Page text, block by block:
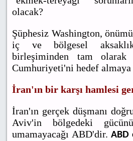
olacak?
Şüphesiz Washington,
iç ve bölgesel
birleşiminden tam olarak
Cumhuriyeti'ni hedef almaya
İran'ın bir karşı hamlesi
İran'ın gerçek düşmanı
Aviv'in bölgedeki
umamayacağı ABD'dir.ABD